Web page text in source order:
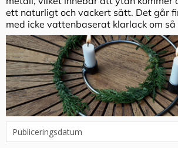
ett naturligt och vackert sätt. Det går
med icke vattenbaserat klarlack om så